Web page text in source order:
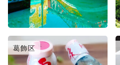
葛飾区